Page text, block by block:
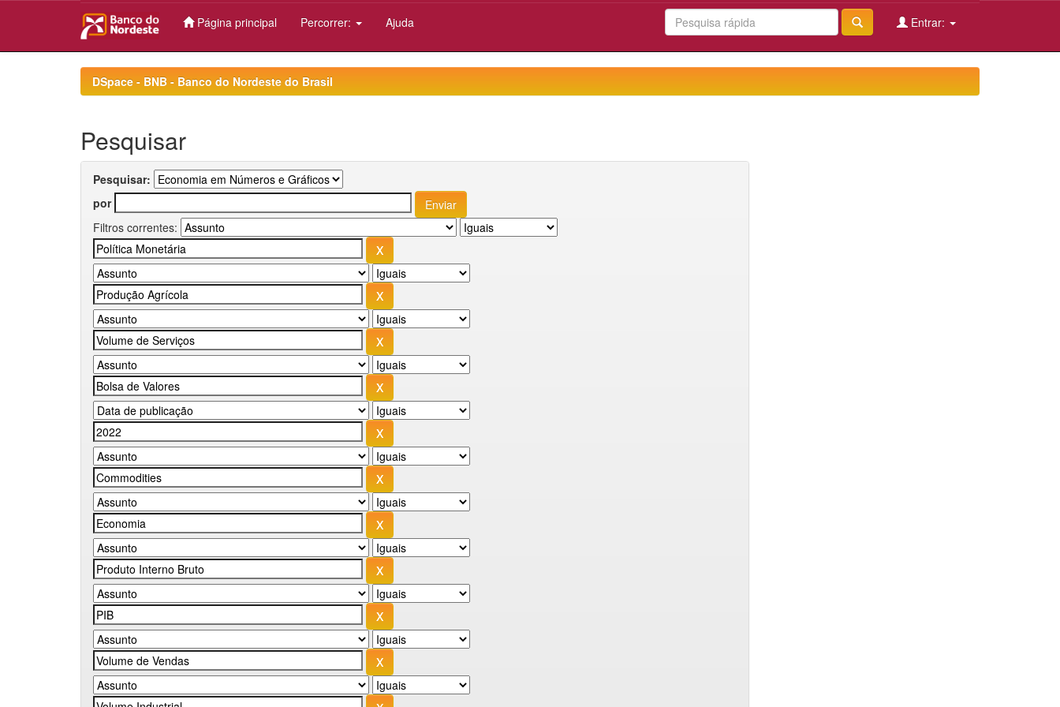
Página principal Percorrer: Ajuda Entrar:
DSpace - BNB - Banco do Nordeste do Brasil
Pesquisar
Pesquisar:
por
Filtros correntes: